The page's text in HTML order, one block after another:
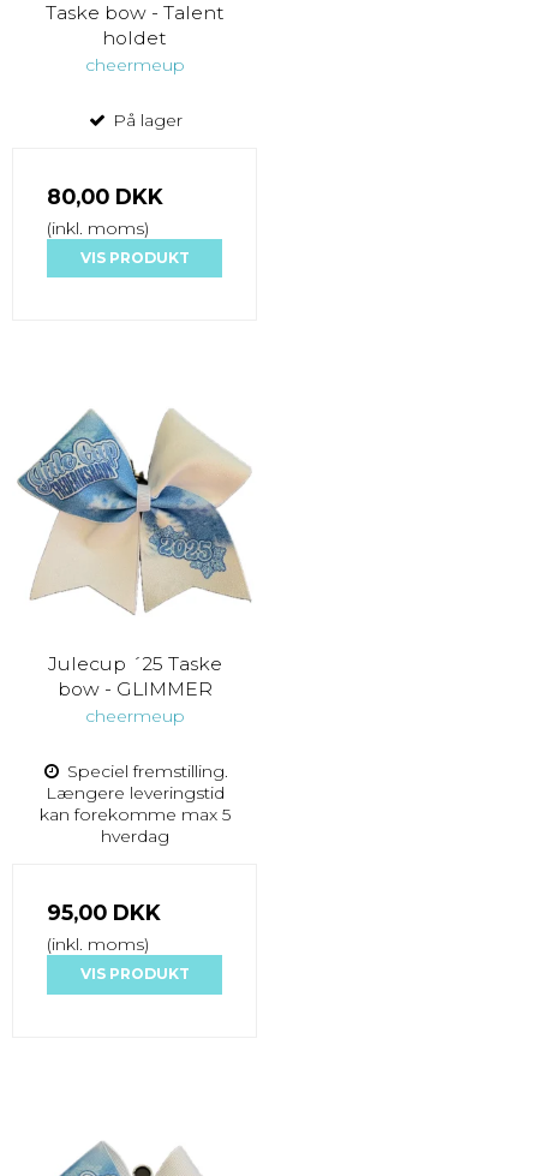
Taske bow - Talent
holdet
cheermeup
På lager
80,00 DKK
(inkl. moms)
VIS PRODUKT
Julecup ´25 Taske
bow - GLIMMER
cheermeup
Speciel fremstilling.
Længere leveringstid
kan forekomme max 5
hverdag
95,00 DKK
(inkl. moms)
VIS PRODUKT